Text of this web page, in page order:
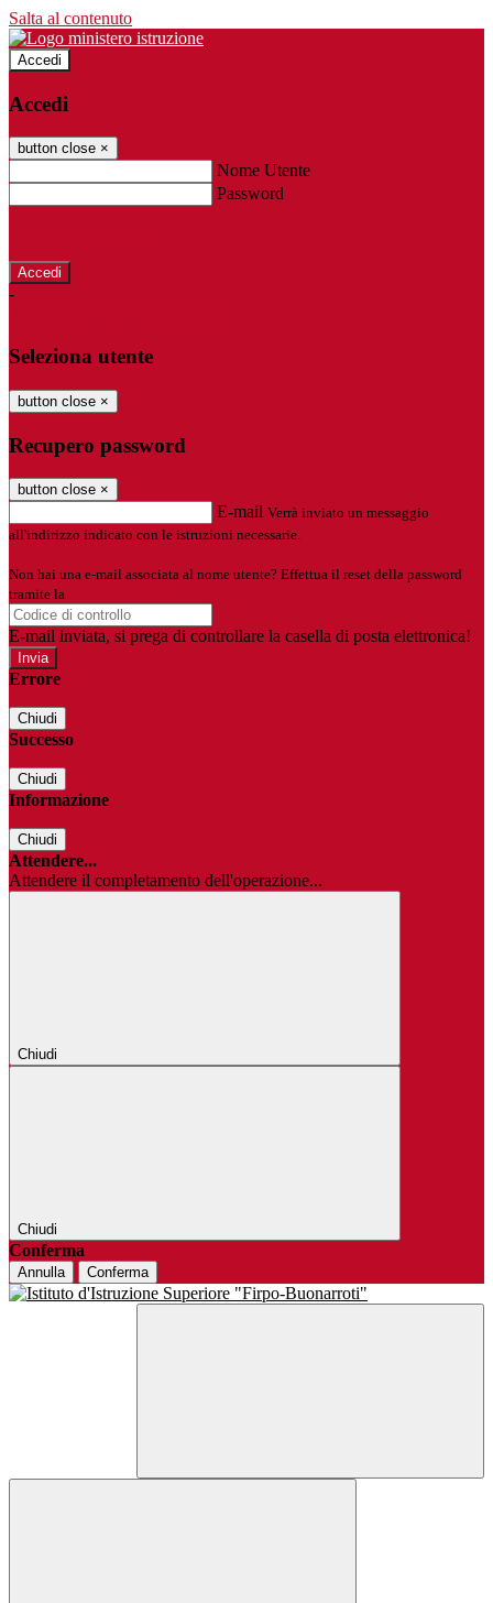
Salta al contenuto
Accedi
Accedi
button close ×
Nome Utente
Password
-
Seleziona utente
button close ×
Recupero password
button close ×
E-mail Verrà inviato un messaggio
all'indirizzo indicato con le istruzioni necessarie.
Non hai una e-mail associata al nome utente? Effettua il reset della password
tramite la
E-mail inviata, si prega di controllare la casella di posta elettronica!
Errore
Chiudi
Successo
Chiudi
Informazione
Chiudi
Attendere...
Attendere il completamento dell'operazione...
Chiudi
Chiudi
Conferma
Annulla Conferma